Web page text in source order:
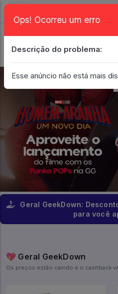
Geral GeekDown:
para você
💖 Geral GeekDown
Os preços estão caindo e o cashback
Ops! Ocorreu um erro
Descrição do problema:
Esse anúncio não está mais